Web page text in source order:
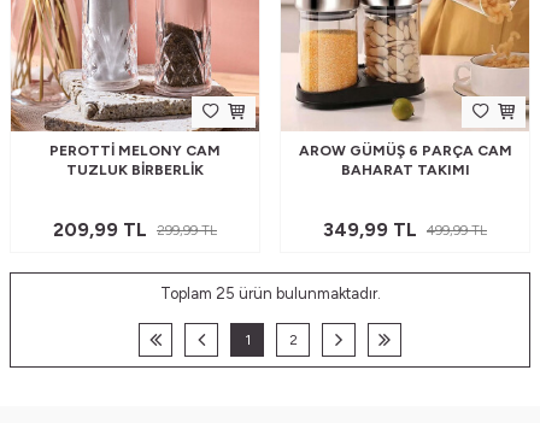
PEROTTI MELONY CAM
TUZLUK BIRBERLIK
209,99 TL 299,99TL
AROW GÜMÜŞ 6 PARÇA CAM
BAHARAT TAKIMI
349,99 TL 499,99TL
Toplam 25 ürün bulunmaktadır.
1 2